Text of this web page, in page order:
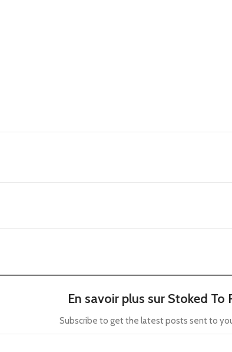
En savoir plus sur Stoked To
Subscribe to get the latest posts sent to